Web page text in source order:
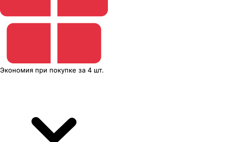
Экономия при покупке за 4 шт.